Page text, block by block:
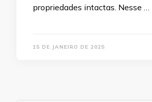
propriedades intactas. Nesse …
15 DE JANEIRO DE 2025